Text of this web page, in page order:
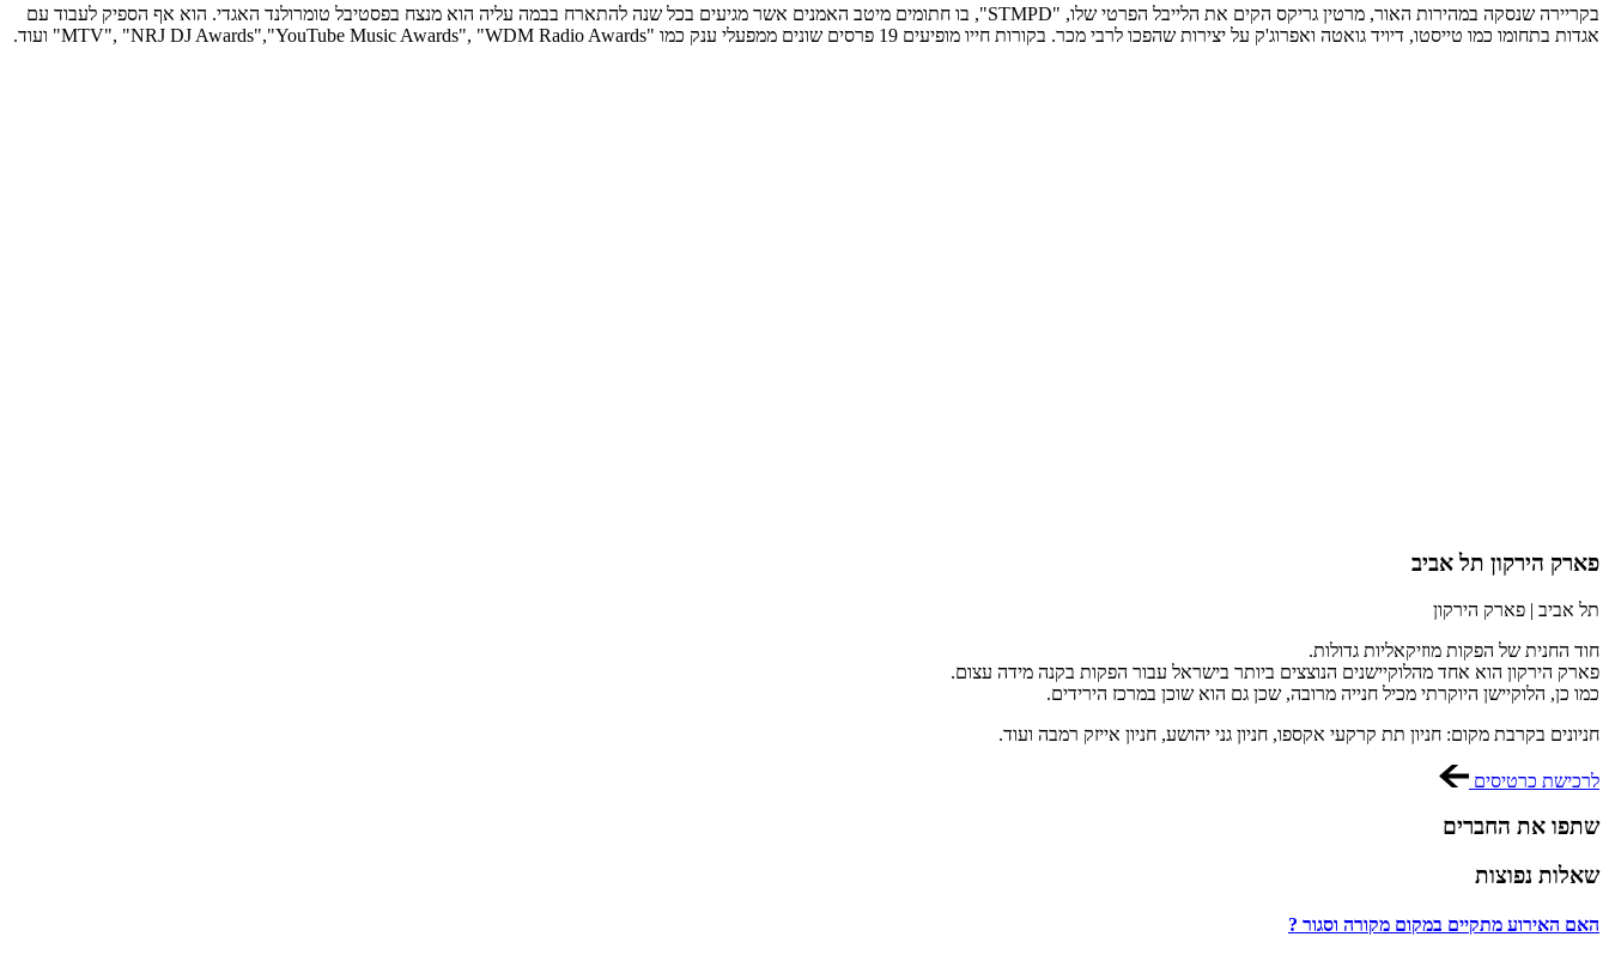
בקריירה שנסקה במהירות האור, מרטין גריקס הקים את הלייבל הפרטי שלו, "STMPD", בו חתומים מיטב האמנים אשר מגיעים בכל שנה להתארח בבמה עליה הוא מנצח בפסטיבל טומרולנד האגדי. הוא אף הספיק לעבוד עם
אגדות בתחומו כמו טייסטו, דיויד גואטה ואפרוג'ק על יצירות שהפכו לרבי מכר. בקורות חייו מופיעים 19 פרסים שונים ממפעלי ענק כמו "MTV", "NRJ DJ Awards","YouTube Music Awards", "WDM Radio Awards" ועוד.
פארק הירקון תל אביב
תל אביב | פארק הירקון
חוד החנית של הפקות מוזיקאליות גדולות.
פארק הירקון הוא אחד מהלוקיישנים הנוצצים ביותר בישראל עבור הפקות בקנה מידה עצום.
כמו כן, הלוקיישן היוקרתי מכיל חנייה מרובה, שכן גם הוא שוכן במרכז הירידים.
חניונים בקרבת מקום: חניון תת קרקעי אקספו, חניון גני יהושע, חניון אייזק רמבה ועוד.
לרכישת כרטיסים
שתפו את החברים
שאלות נפוצות
האם האירוע מתקיים במקום מקורה וסגור ?